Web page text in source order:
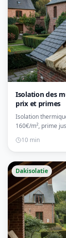
Isolation des
prix et primes
Isolation
160€/m², prime
10 min
Dakisolatie